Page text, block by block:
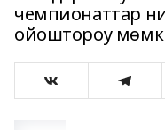
чемпионаттар
ойоштороу